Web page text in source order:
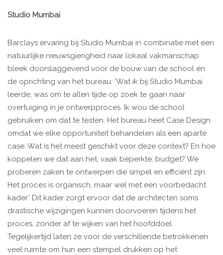
Studio Mumbai
Barclays ervaring bij Studio Mumbai in combinatie met een
natuurlijke nieuwsgierigheid naar lokaal vakmanschap
bleek doorslaggevend voor de bouw van de school én
de oprichting van het bureau: ‘Wat ik bij Studio Mumbai
leerde, was om te allen tijde op zoek te gaan naar
overtuiging in je ontwerpproces. Ik wou de school
gebruiken om dat te testen. Het bureau heet Case Design
omdat we elke opportuniteit behandelen als een aparte
case. Wat is het meest geschikt voor deze context? En hoe
koppelen we dat aan het, vaak beperkte, budget? We
proberen zaken te ontwerpen die simpel en efficiënt zijn.
Het proces is organisch, maar wel met een voorbedacht
kader.’ Dit kader zorgt ervoor dat de architecten soms
drastische wijzigingen kunnen doorvoeren tijdens het
proces, zonder af te wijken van het hoofddoel.
Tegelijkertijd laten ze voor de verschillende betrokkenen
veel ruimte om hun een stempel drukken op het